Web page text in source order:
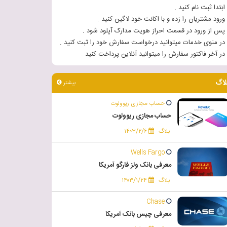
ثبت نام کنید .
مشتریان را زده و با اکانت خود لاگین کنید .
از ورود در قسمت احراز هویت مدارک آپلود شود .
منوی خدمات میتوانید درخواست سفارش خود را ثبت کنید .
آخر فاکتور سفارش را میتوانید آنلاین پرداخت کنید .
بیشتر
حساب مجازی ریوولوت
حساب مجازی ریوولوت
بلاگ ۱۴۰۳/۲/۶
Wells Fargo
معرفی بانک ولز فارگو آمریکا
بلاگ ۱۴۰۳/۱/۲۴
Chase
معرفی چیس بانک آمریکا